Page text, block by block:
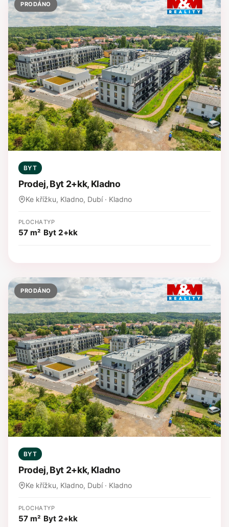
PRODÁNO
BYT
Prodej, Byt 2+kk, Kladno
Ke křížku, Kladno, Dubí · Kladno
PLOCHA
57 m²
TYP
Byt 2+kk
PRODÁNO
BYT
Prodej, Byt 2+kk, Kladno
Ke křížku, Kladno, Dubí · Kladno
PLOCHA
57 m²
TYP
Byt 2+kk